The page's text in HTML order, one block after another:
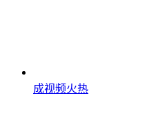
成视频火热